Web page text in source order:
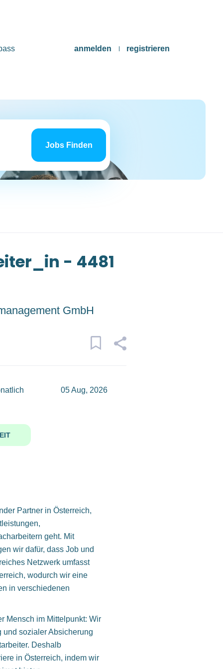
anmelden registrieren
Jobs
findenJobs Finden
- 4481
GmbH
05 Aug, 2026
Partner in Österreich,
geht. Mit
wir dafür, dass Job und
Netzwerk umfasst
wodurch wir eine
in verschiedenen
Mensch im Mittelpunkt: Wir
und sozialer Absicherung
Deshalb
in Österreich, indem wir